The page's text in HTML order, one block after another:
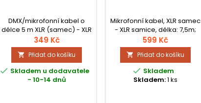
DMX/mikrofonní kabel o
délce 5 m XLR (samec) - XLR
(samice) s pozlacenými
kontakty v modrém
provedení.
349 Kč
 Přidat do košíku
 Skladem u dodavatele
- 10-14 dnů
Mikrofonní kabel, XLR samec
- XLR samice, délka: 7,5m;
barva: černá.
599 Kč
 Přidat do košíku
 Skladem
Skladem:1 ks